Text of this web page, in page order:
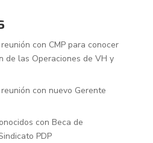
con CMP para conocer
de las Operaciones de VH y
con nuevo Gerente
con Beca de
PDP